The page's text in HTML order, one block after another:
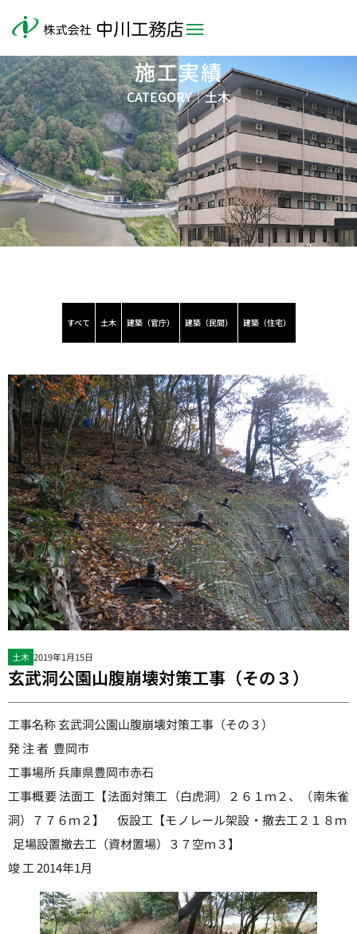
施工実績
CATEGORY｜土木
すべて 土木 建築（官庁） 建築（民間） 建築（住宅）
土木 2019年1月15日
玄武洞公園山腹崩壊対策工事（その３）
工事名称 玄武洞公園山腹崩壊対策工事（その３）
発 注 者 豊岡市
工事場所 兵庫県豊岡市赤石
工事概要 法面工【法面対策工（白虎洞）２６１ｍ２、（南朱雀
洞）７７６ｍ２】 仮設工【モノレール架設・撤去工２１８ｍ
足場設置撤去工（資材置場）３７空ｍ３】
竣 工 2014年1月